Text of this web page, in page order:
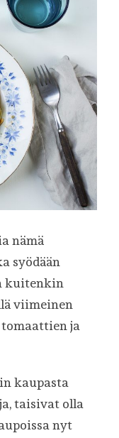
nämä
syödään
kuitenkin
viimeinen
tomaattien ja
kaupasta
taisivat olla
nyt